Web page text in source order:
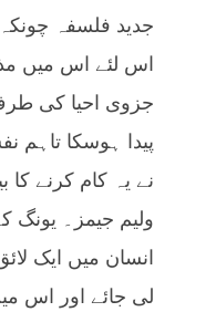
جدید فلسفہ
اس لئے اس میں
جزوی احیا کی
پیدا ہوسکا تاہم
نے یہ کام کرنے کا
ولیم جیمز۔ یونگ
انسان میں ایک
لی جائے اور اس